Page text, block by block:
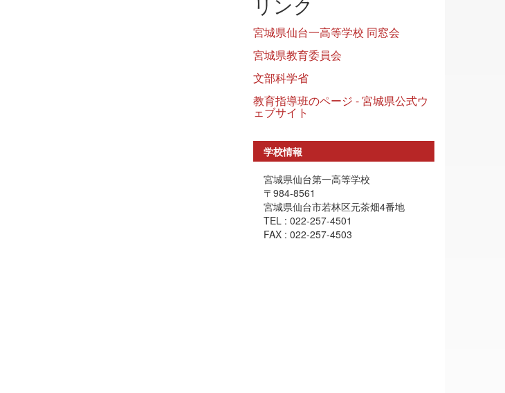
宮城県仙台一高等学校 同窓会
宮城県教育委員会
文部科学省
教育指導班のページ - 宮城県公式ウ
ェブサイト
学校情報
宮城県仙台第一高等学校
〒984-8561
宮城県仙台市若林区元茶畑4番地
TEL : 022-257-4501
FAX : 022-257-4503